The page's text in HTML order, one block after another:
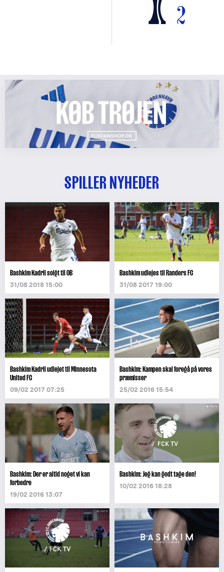
2
SPILLER NYHEDER
Bashkim Kadrii solgt til OB
31/08 2018 15:00
Bashkim udlejes til Randers FC
31/08 2017 19:00
Bashkim Kadrii udlejet til Minnesota
United FC
09/02 2017 07:25
Bashkim: Kampen skal foregå på vores
præmisser
25/02 2016 15:54
Bashkim: Der er altid noget vi kan
forbedre
19/02 2016 13:07
Bashkim: Jeg kan godt tage den!
10/02 2016 18:28